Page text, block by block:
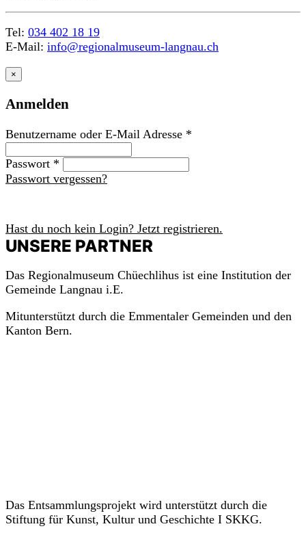
Tel: 034 402 18 19
E-Mail: info@regionalmuseum-langnau.ch
×
Anmelden
Benutzername oder E-Mail Adresse *
Passwort *
Passwort vergessen?
Hast du noch kein Login? Jetzt registrieren.
UNSERE PARTNER
Das Regionalmuseum Chüechlihus ist eine Institution der
Gemeinde Langnau i.E.
Mitunterstützt durch die Emmentaler Gemeinden und den
Kanton Bern.
Das Entsammlungsprojekt wird unterstützt durch die
Stiftung für Kunst, Kultur und Geschichte I SKKG.